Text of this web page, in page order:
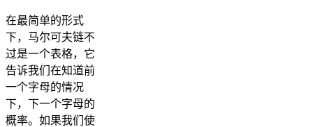
在最简单的形式
下，马尔可夫链不
过是一个表格，它
告诉我们在知道前
一个字母的情况
下，下一个字母的
概率。如果我们使